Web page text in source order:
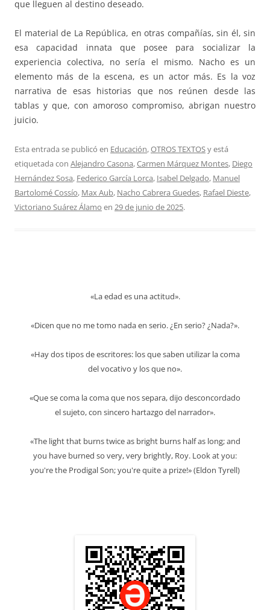
que lleguen al destino deseado.
El material de La República, en otras compañías, sin él, sin
esa capacidad innata que posee para socializar la
experiencia colectiva, no sería el mismo. Nacho es un
elemento más de la escena, es un actor más. Es la voz
narrativa de esas historias que nos reúnen desde las
tablas y que, con amoroso compromiso, abrigan nuestro
juicio.
Esta entrada se publicó en Educación,OTROS TEXTOSy está
etiquetada con Alejandro Casona,Carmen Márquez Montes, Diego
Hernández Sosa, Federico García Lorca, Isabel Delgado, Manuel
Bartolomé Cossío, Max Aub, Nacho Cabrera Guedes, Rafael Dieste,
Victoriano Suárez Álamo en 29 de junio de 2025.
«La edad es una actitud».
«Dicen que no me tomo nada en serio. ¿En serio? ¿Nada?».
«Hay dos tipos de escritores: los que saben utilizar la coma
del vocativo y los que no».
«Que se coma la coma que nos separa, dijo desconcordado
el sujeto, con sincero hartazgo del narrador».
«The light that burns twice as bright burns half as long; and
you have burned so very, very brightly, Roy. Look at you:
you're the Prodigal Son; you're quite a prize!» (Eldon Tyrell)